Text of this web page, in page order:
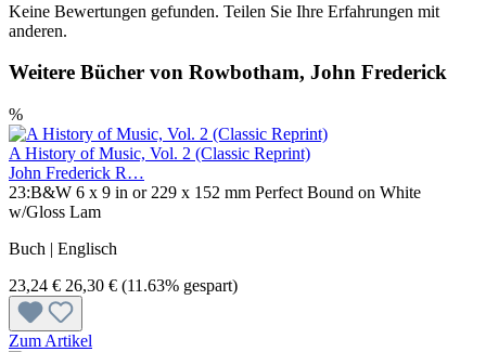
Keine Bewertungen gefunden. Teilen Sie Ihre Erfahrungen mit
anderen.
Weitere Bücher von Rowbotham, John Frederick
%
A History of Music, Vol. 2 (Classic Reprint)
John Frederick R…
23:B&W 6 x 9 in or 229 x 152 mm Perfect Bound on White
w/Gloss Lam
Buch | Englisch
23,24 € 26,30 € (11.63% gespart)
Zum Artikel